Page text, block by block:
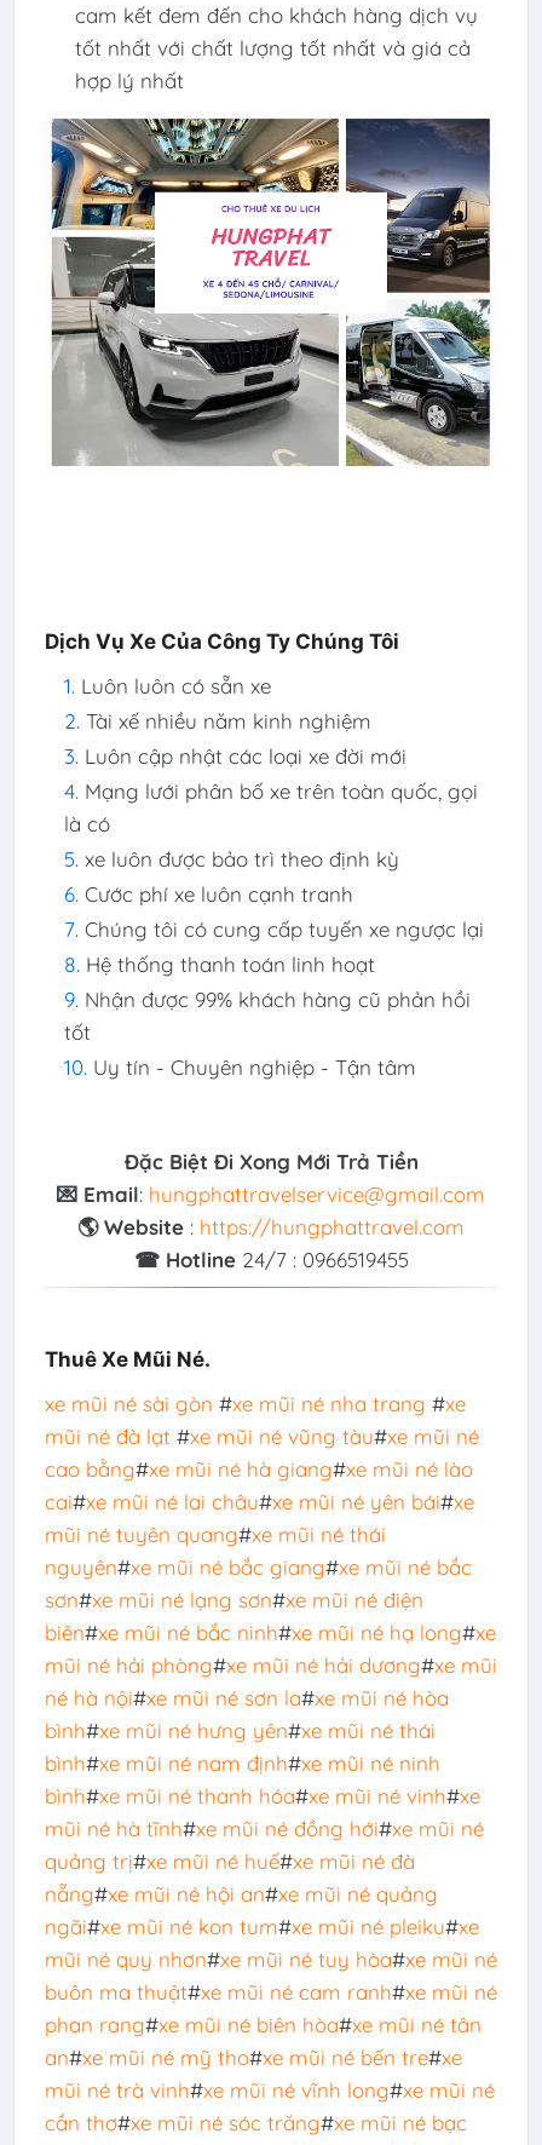
cam kết đem đến cho khách hàng dịch vụ
tốt nhất với chất lượng tốt nhất và giá cả
hợp lý nhất
Dịch Vụ Xe Của Công Ty Chúng Tôi
Luôn luôn có sẵn xe
Tài xế nhiều năm kinh nghiệm
Luôn cập nhật các loại xe đời mới
Mạng lưới phân bố xe trên toàn quốc, gọi
là có
xe luôn được bảo trì theo định kỳ
Cước phí xe luôn cạnh tranh
Chúng tôi có cung cấp tuyến xe ngược lại
Hệ thống thanh toán linh hoạt
Nhận được 99% khách hàng cũ phản hồi
tốt
Uy tín - Chuyên nghiệp - Tận tâm
Đặc Biệt Đi Xong Mới Trả Tiền
💌 Email: hungphattravelservice@gmail.com
🌎 Website : https://hungphattravel.com
☎ Hotline24/7 : 0966519455
Thuê Xe Mũi Né.
xe mũi né sài gòn #xe mũi né nha trang #xe
mũi né đà lạt #xe mũi né vũng tàu#xe mũi né
cao bằng#xe mũi né hà giang#xe mũi né lào
cai#xe mũi né lai châu#xe mũi né yên bái#xe
mũi né tuyên quang#xe mũi né thái
nguyên#xe mũi né bắc giang#xe mũi né bắc
sơn#xe mũi né lạng sơn#xe mũi né điện
biên#xe mũi né bắc ninh#xe mũi né hạ long#xe
mũi né hải phòng#xe mũi né hải dương#xe mũi
né hà nội#xe mũi né sơn la#xe mũi né hòa
bình#xe mũi né hưng yên#xe mũi né thái
bình#xe mũi né nam định#xe mũi né ninh
bình#xe mũi né thanh hóa#xe mũi né vinh#xe
mũi né hà tĩnh#xe mũi né đồng hới#xe mũi né
quảng trị#xe mũi né huế#xe mũi né đà
nẵng#xe mũi né hội an#xe mũi né quảng
ngãi#xe mũi né kon tum#xe mũi né pleiku#xe
mũi né quy nhơn#xe mũi né tuy hòa#xe mũi né
buôn ma thuật#xe mũi né cam ranh#xe mũi né
phan rang#xe mũi né biên hòa#xe mũi né tân
an#xe mũi né mỹ tho#xe mũi né bến tre#xe
mũi né trà vinh#xe mũi né vĩnh long#xe mũi né
cần thơ#xe mũi né sóc trăng#xe mũi né bạc